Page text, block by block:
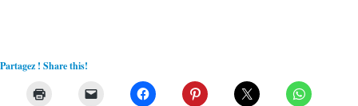
Partagez ! Share this!